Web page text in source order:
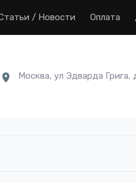
/ Новости Оплата
Москва, ул Эдварда Грига,